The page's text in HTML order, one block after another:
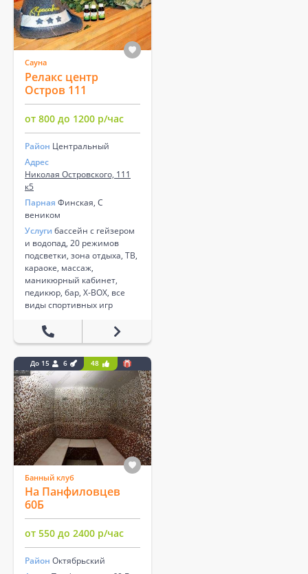
Сауна
Релакс центр
Остров 111
от 800 до 1200 р/час
Район Центральный
Адрес
Николая Островского, 111
к5
Парная Финская, С
веником
Услуги бассейн с гейзером
и водопад, 20 режимов
подсветки, зона отдыха, ТВ,
караоке, массаж,
маникюрный кабинет,
педикюр, бар, X-BOX, все
виды спортивных игр
До 15 6 48
Банный клуб
На Панфиловцев
60Б
от 550 до 2400 р/час
Район Октябрьский